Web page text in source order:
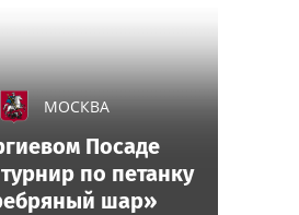
МОСКВА
Посаде
по петанку
шар»